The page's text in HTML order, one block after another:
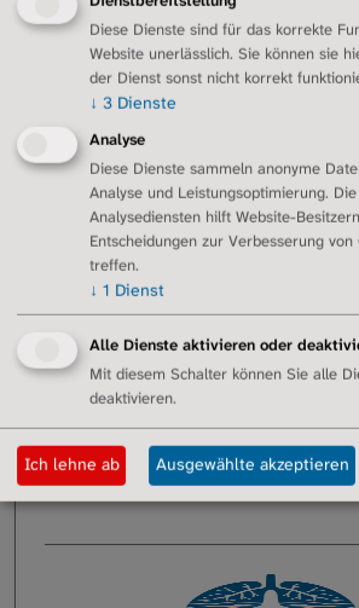
Gabriele Stönner
g.stoenner@lungenfibrose.de
+491774077877
Diese Dienste sind für das korrekte
Website unerlässlich. Sie können sie
der Dienst sonst nicht korrekt
↓ 3 Dienste
Analyse
Diese Dienste sammeln anonyme
Analyse und Leistungsoptimierung.
Analysediensten hilft Website-
Entscheidungen zur Verbesserung
treffen.
↓ 1 Dienst
Alle Dienste aktivieren oder
Mit diesem Schalter können Sie alle
deaktivieren.
Ich lehne ab Ausgewählte akzeptieren